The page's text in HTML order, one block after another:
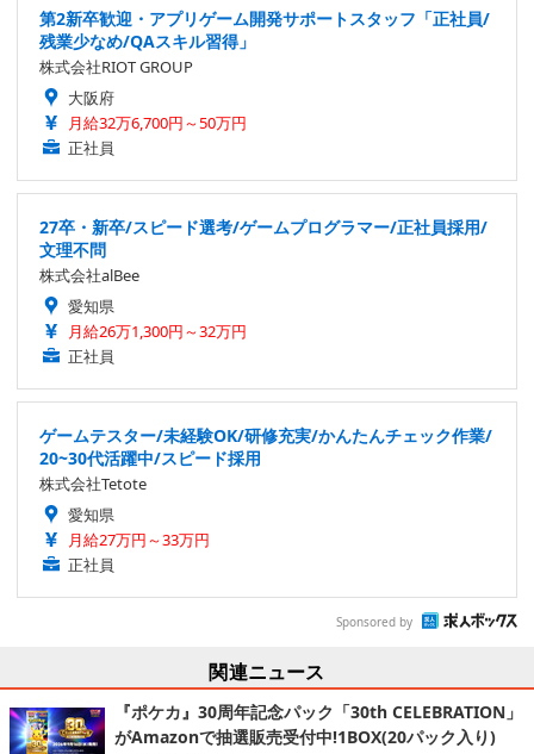
第2新卒歓迎・アプリゲーム開発サポートスタッフ「正社員/
残業少なめ/QAスキル習得」
株式会社RIOT GROUP
大阪府
月給32万6,700円～50万円
正社員
27卒・新卒/スピード選考/ゲームプログラマー/正社員採用/
文理不問
株式会社alBee
愛知県
月給26万1,300円～32万円
正社員
ゲームテスター/未経験OK/研修充実/かんたんチェック作業/
20~30代活躍中/スピード採用
株式会社Tetote
愛知県
月給27万円～33万円
正社員
Sponsored by
関連ニュース
『ポケカ』30周年記念パック「30th CELEBRATION」
がAmazonで抽選販売受付中!1BOX(20パック入り)